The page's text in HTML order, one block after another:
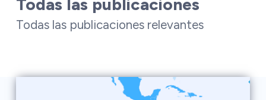
Todas las publicaciones relevantes